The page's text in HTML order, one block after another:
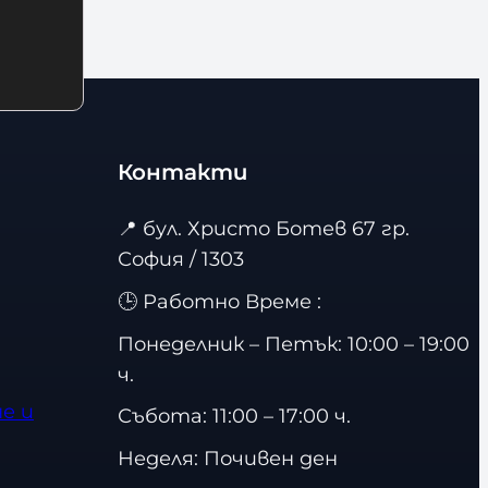
и
Контакти
📍 бул. Христо Ботев 67 гр.
София / 1303
🕒 Работно Време :
Понеделник – Петък: 10:00 – 19:00
ч.
Събота: 11:00 – 17:00 ч.
Неделя: Почивен ден